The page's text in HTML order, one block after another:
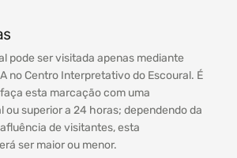
pode ser visitada apenas mediante
no Centro Interpretativo do Escoural. É
esta marcação com uma
ou superior a 24 horas; dependendo da
de visitantes, esta
ser maior ou menor.